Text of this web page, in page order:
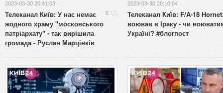
2023-03-30 20:41:03 ·
0
Телеканал Київ: У нас немає
жодного храму "московського
патріархату" - так вирішила
громада - Руслан Марцінків
2023-03-30 20:10:04 ·
Телеканал Київ: F/A-18
воював в Іраку - чи
Україні? #блогпост